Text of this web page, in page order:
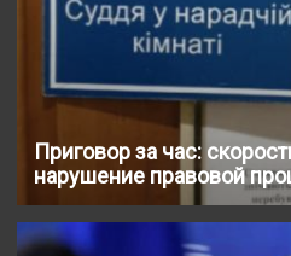
Приговор за час:
нарушение правовой